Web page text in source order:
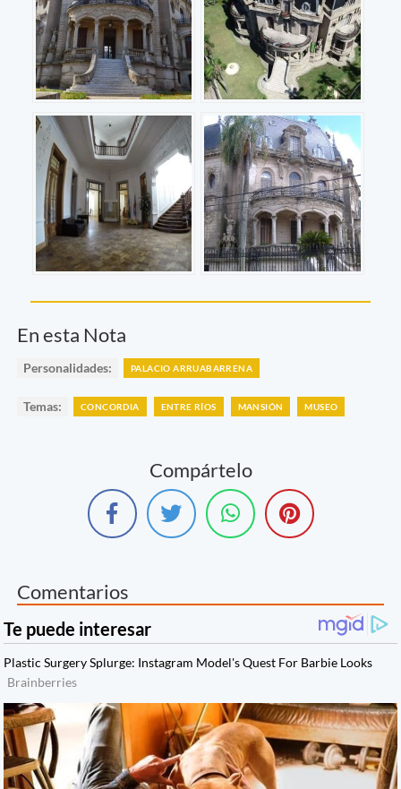
En esta Nota
Personalidades: PALACIO ARRUABARRENA
Temas: CONCORDIA ENTRE RÍOS MANSIÓN MUSEO
Compártelo
Comentarios